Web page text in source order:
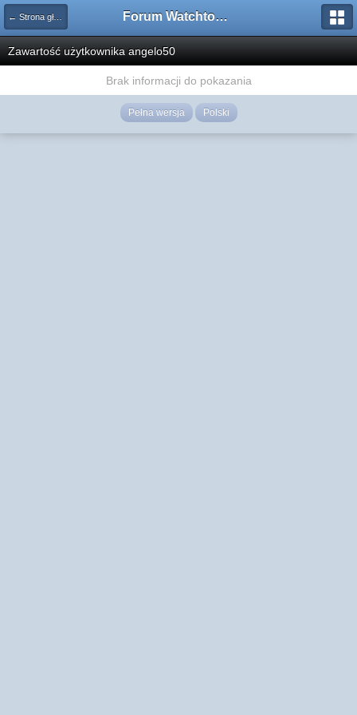
← Strona główna Forum Watchtower
Zawartość użytkownika angelo50
Brak informacji do pokazania
Pełna wersja Polski